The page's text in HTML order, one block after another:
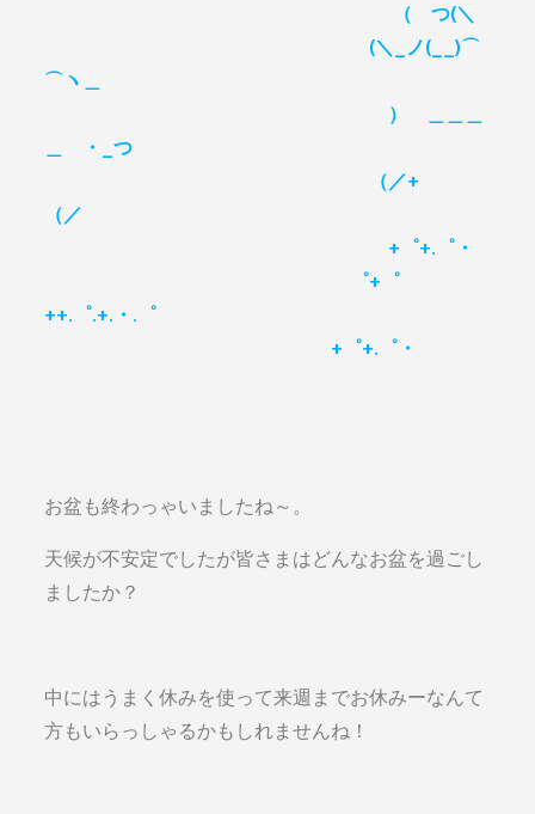
（ つ(＼
(＼_ノ(__)⌒
⌒ヽ＿
） ＿＿＿
＿ ・_つ
（／+
（／
+゜+.゜・
゜+゜
++.゜.+.・.゜
+゜+.゜・
お盆も終わっゃいましたね～。
天候が不安定でしたが皆さまはどんなお盆を過ごし
ましたか？
中にはうまく休みを使って来週までお休みーなんて
方もいらっしゃるかもしれませんね！